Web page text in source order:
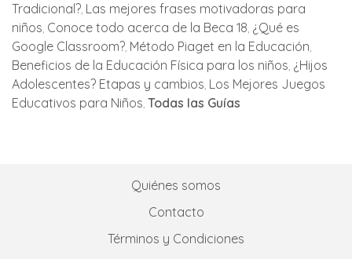
Tradicional? Las mejores frases motivadoras para
niños Conoce todo acerca de la Beca 18 ¿Qué es
Google Classroom? Método Piaget en la Educación
Beneficios de la Educación Física para los niños ¿Hijos
Adolescentes? Etapas y cambios Los Mejores Juegos
Educativos para Niños Todas las Guías
Quiénes somos
Contacto
Términos y Condiciones